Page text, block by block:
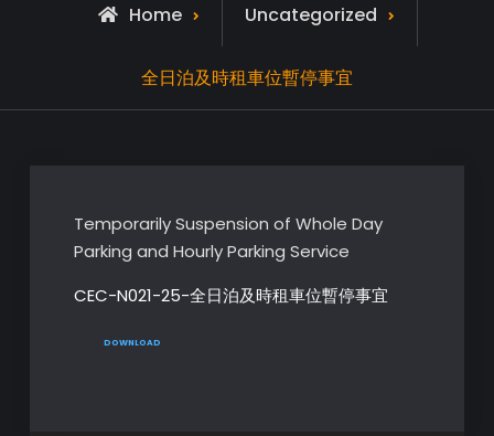
Home Uncategorized
全日泊及時租車位暫停事宜
Temporarily Suspension of Whole Day
Parking and Hourly Parking Service
CEC-N021-25-全日泊及時租車位暫停事宜
DOWNLOAD